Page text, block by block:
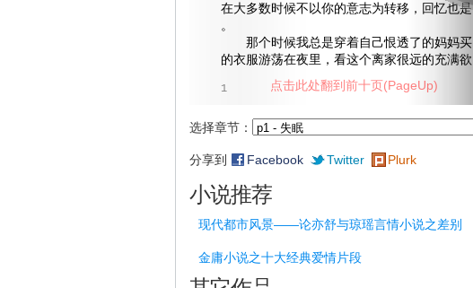
在大多数时候不以你的意志为转移，回忆也是
。
那个时候我总是穿着自己恨透了的妈妈买
的衣服游荡在夜里，看这个离家很远的充满欲
1
选择章节：
分享到 Facebook Twitter Plurk
点击此处翻到前十页(PageUp)
小说推荐
现代都市风景——论亦舒与琼瑶言情小说之差别
金庸小说之十大经典爱情片段